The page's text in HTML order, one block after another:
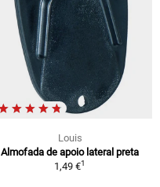
Louis
Almofada de apoio lateral preta
1,49 €1